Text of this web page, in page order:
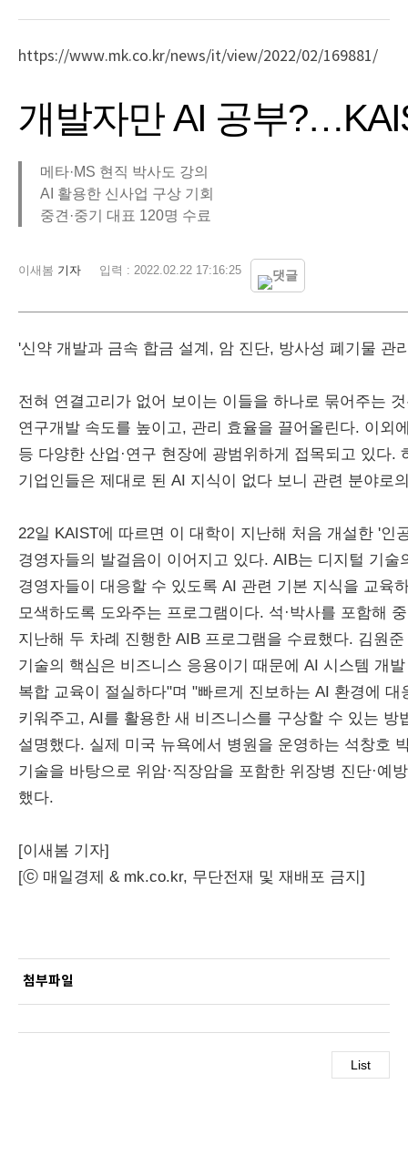
https://www.mk.co.kr/news/it/view/2022/02/169881/
개발자만 AI 공부
메타·MS 현직 박사도 강의
AI 활용한 신사업 구상 기회
중견·중기 대표 120명 수료
이새봄 기자 입력 : 2022.02.22 17:16:25
'신약 개발과 금속 합금 설계, 암 진단, 방사성 폐기물 관
전혀 연결고리가 없어 보이는 이들을 하나로 묶어주는
연구개발 속도를 높이고, 관리 효율을 끌어올린다. 이외
등 다양한 산업·연구 현장에 광범위하게 접목되고 있다.
기업인들은 제대로 된 AI 지식이 없다 보니 관련 분야로
22일 KAIST에 따르면 이 대학이 지난해 처음 개설한 '인
경영자들의 발걸음이 이어지고 있다. AIB는 디지털 기
경영자들이 대응할 수 있도록 AI 관련 기본 지식을 교육
모색하도록 도와주는 프로그램이다. 석·박사를 포함해
지난해 두 차례 진행한 AIB 프로그램을 수료했다. 김원
기술의 핵심은 비즈니스 응용이기 때문에 AI 시스템 개
복합 교육이 절실하다"며 "빠르게 진보하는 AI 환경에
키워주고, AI를 활용한 새 비즈니스를 구상할 수 있는
설명했다. 실제 미국 뉴욕에서 병원을 운영하는 석창호
기술을 바탕으로 위암·직장암을 포함한 위장병 진단·예
했다.
[이새봄 기자]
[ⓒ 매일경제 & mk.co.kr, 무단전재 및 재배포 금지]
첨부파일